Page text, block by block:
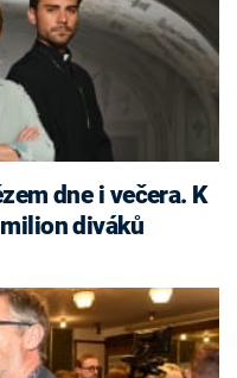
dne i večera. K
diváků